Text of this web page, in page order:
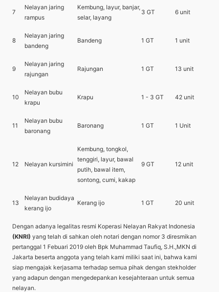
7
Nelayan jaring
rampus
Kembung, layur, banjar,
selar, layang
3 GT 6 unit
8
Nelayan jaring
bandeng
Bandeng 1 GT 1 unit
9
Nelayan jaring
rajungan
Rajungan 1 GT 13 unit
10
Nelayan bubu
krapu
Krapu 1 - 3 GT 42 unit
11
Nelayan bubu
baronang
Baronang 1 GT 1 Unit
12 Nelayan kursimini
Kembung, tongkol,
tenggiri, layur, bawal
putih, bawal item,
sontong, cumi, kakap
9 GT 12 unit
13
Nelayan budidaya
kerang ijo
Kerang ijo 1 GT 20 unit
Dengan adanya legalitas resmi Koperasi Nelayan Rakyat Indonesia
(KNRI) yang telah di sahkan oleh notari dengan nomor 3 diresmikan
pertanggal 1 Febuari 2019 oleh Bpk Muhammad Taufiq, S.H.,MKN di
Jakarta beserta anggota yang telah kami miliki saat ini, bahwa kami
siap mengajak kerjasama terhadap semua pihak dengan stekholder
yang adapun dengan mengedepankan kesejahteraan untuk semua
nelayan.